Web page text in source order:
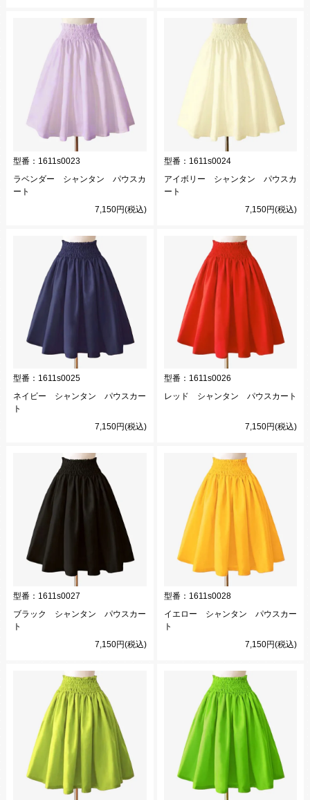
型番： 1611s0023
ラベンダー シャンタン パウスカ
ート
7,150円(税込)
型番： 1611s0024
アイボリー シャンタン パウスカ
ート
7,150円(税込)
型番： 1611s0025
ネイビー シャンタン パウスカー
ト
7,150円(税込)
型番： 1611s0026
レッド シャンタン パウスカート
7,150円(税込)
型番： 1611s0027
ブラック シャンタン パウスカー
ト
7,150円(税込)
型番： 1611s0028
イエロー シャンタン パウスカー
ト
7,150円(税込)